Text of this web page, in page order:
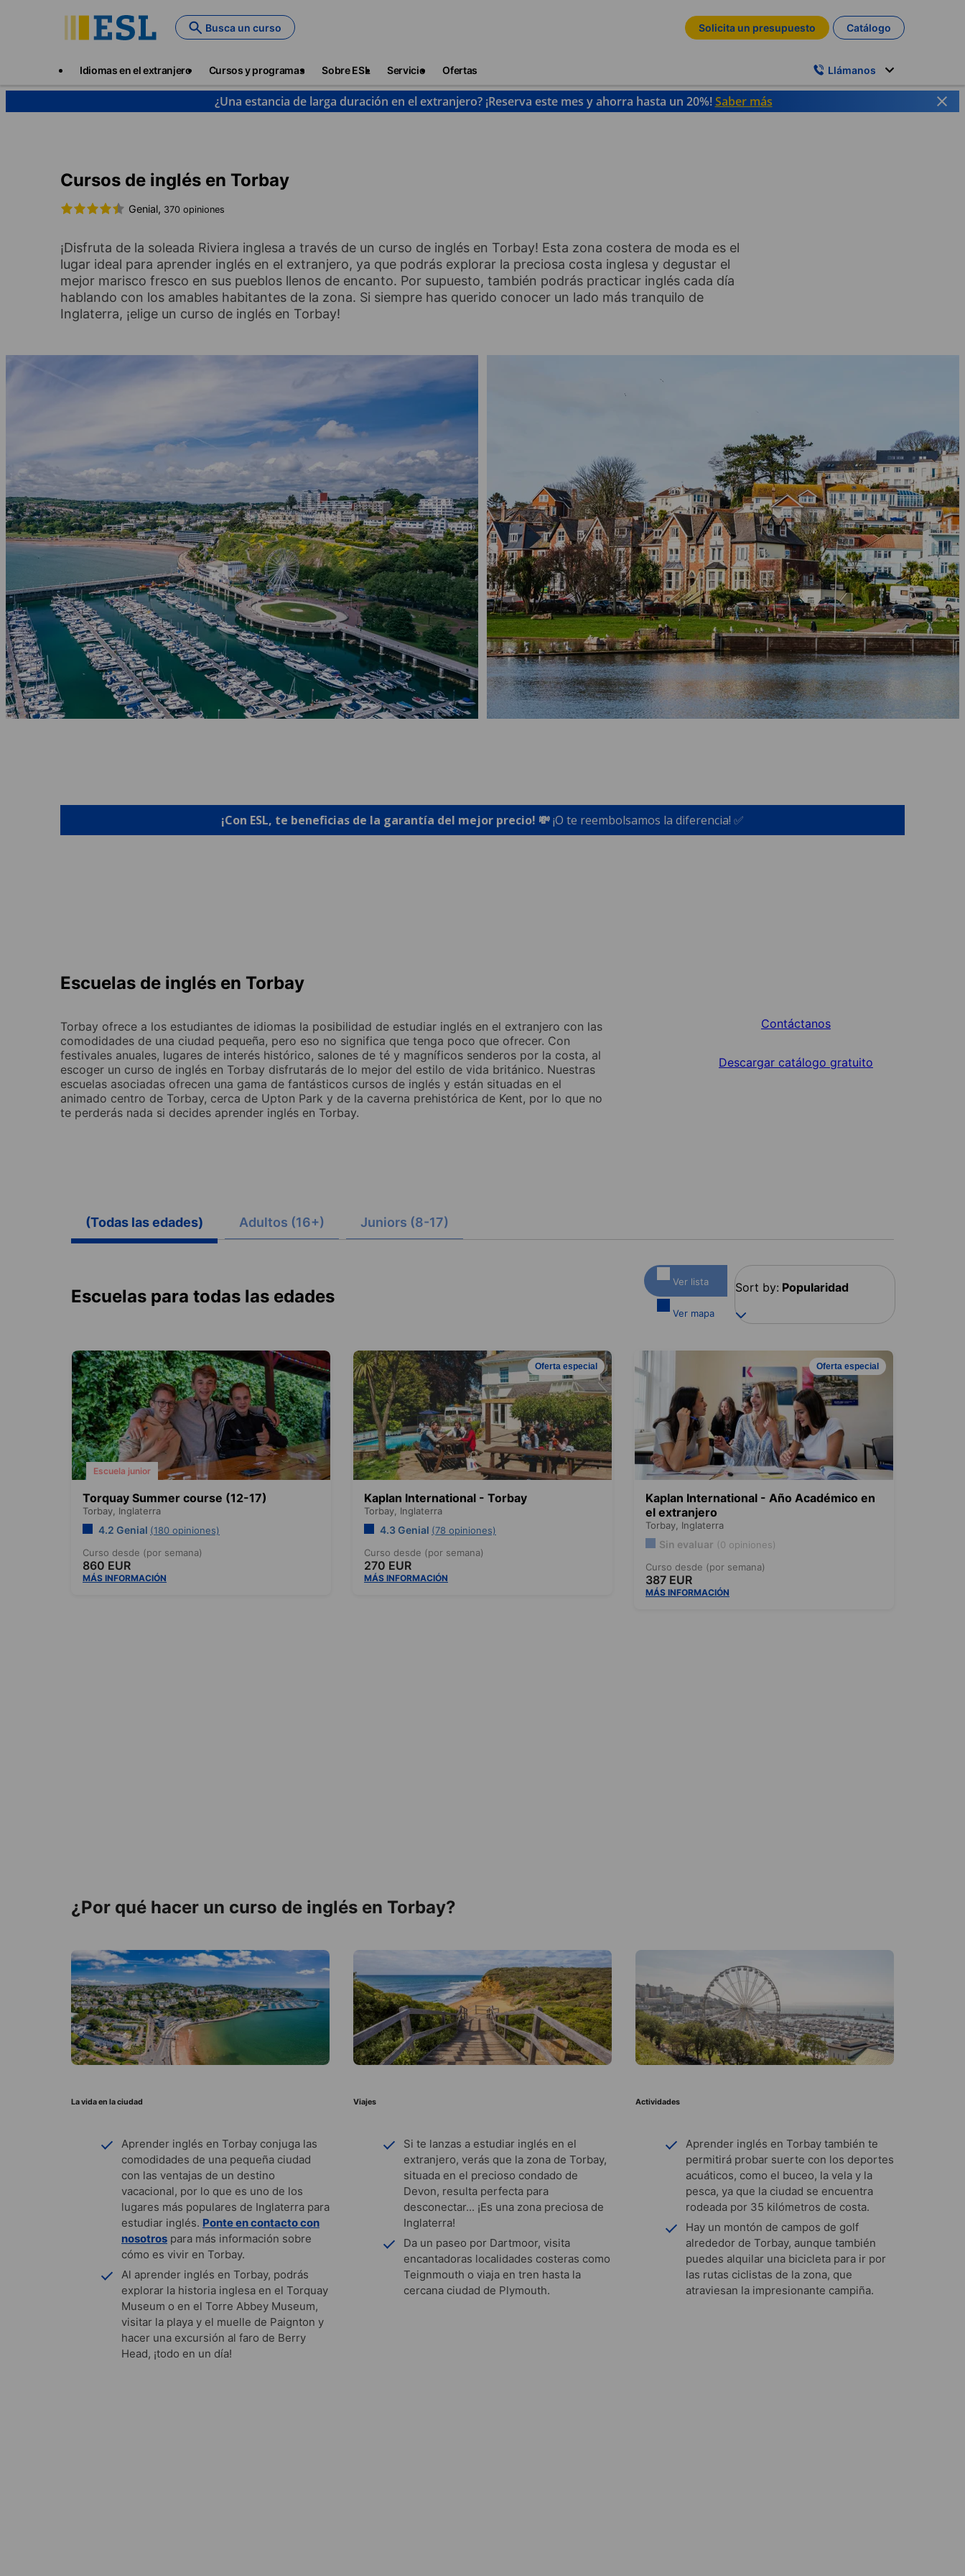
Busca un curso Solicita un presupuesto Catálogo
Idiomas en el extranjero Cursos y programas Sobre ESL Servicio Ofertas Llámanos
¿Una estancia de larga duración en el extranjero? ¡Reserva este mes y ahorra hasta un 20%!Saber más
Cursos de inglés en Torbay
Genial, 370 opiniones
¡Disfruta de la soleada Riviera inglesa a través de un curso de inglés en Torbay! Esta zona costera de moda es el
lugar ideal para aprender inglés en el extranjero, ya que podrás explorar la preciosa costa inglesa y degustar el
mejor marisco fresco en sus pueblos llenos de encanto. Por supuesto, también podrás practicar inglés cada día
hablando con los amables habitantes de la zona. Si siempre has querido conocer un lado más tranquilo de
Inglaterra, ¡elige un curso de inglés en Torbay!
¡Con ESL, te beneficias de la garantía del mejor precio! 💸¡O te reembolsamos la diferencia! ✅
Escuelas de inglés en Torbay
Torbay ofrece a los estudiantes de idiomas la posibilidad de estudiar inglés en el extranjero con las
comodidades de una ciudad pequeña, pero eso no significa que tenga poco que ofrecer. Con
festivales anuales, lugares de interés histórico, salones de té y magníficos senderos por la costa, al
escoger un curso de inglés en Torbay disfrutarás de lo mejor del estilo de vida británico. Nuestras
escuelas asociadas ofrecen una gama de fantásticos cursos de inglés y están situadas en el
animado centro de Torbay, cerca de Upton Park y de la caverna prehistórica de Kent, por lo que no
te perderás nada si decides aprender inglés en Torbay.
Contáctanos
Descargar catálogo gratuito
(Todas las edades) Adultos (16+) Juniors (8-17)
Escuelas para todas las edades
Ver lista
Ver mapa
Sort by: Popularidad
Escuela junior
Torquay Summer course (12-17)
Torbay, Inglaterra
4.2 Genial (180 opiniones)
Curso desde (por semana)
860 EUR
MÁS INFORMACIÓN
Oferta especial
Kaplan International - Torbay
Torbay, Inglaterra
4.3 Genial (78 opiniones)
Curso desde (por semana)
270 EUR
MÁS INFORMACIÓN
Oferta especial
Kaplan International - Año Académico en
el extranjero
Torbay, Inglaterra
Sin evaluar (0 opiniones)
Curso desde (por semana)
387 EUR
MÁS INFORMACIÓN
¿Por qué hacer un curso de inglés en Torbay?
La vida en la ciudad
Aprender inglés en Torbay conjuga las
comodidades de una pequeña ciudad
con las ventajas de un destino
vacacional, por lo que es uno de los
lugares más populares de Inglaterra para
estudiar inglés. Ponte en contacto con
nosotros para más información sobre
cómo es vivir en Torbay.
Al aprender inglés en Torbay, podrás
explorar la historia inglesa en el Torquay
Museum o en el Torre Abbey Museum,
visitar la playa y el muelle de Paignton y
hacer una excursión al faro de Berry
Head, ¡todo en un día!
Viajes
Si te lanzas a estudiar inglés en el
extranjero, verás que la zona de Torbay,
situada en el precioso condado de
Devon, resulta perfecta para
desconectar... ¡Es una zona preciosa de
Inglaterra!
Da un paseo por Dartmoor, visita
encantadoras localidades costeras como
Teignmouth o viaja en tren hasta la
cercana ciudad de Plymouth.
Actividades
Aprender inglés en Torbay también te
permitirá probar suerte con los deportes
acuáticos, como el buceo, la vela y la
pesca, ya que la ciudad se encuentra
rodeada por 35 kilómetros de costa.
Hay un montón de campos de golf
alrededor de Torbay, aunque también
puedes alquilar una bicicleta para ir por
las rutas ciclistas de la zona, que
atraviesan la impresionante campiña.